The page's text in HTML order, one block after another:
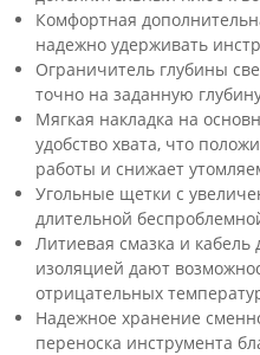
Комфортная
надежно удерживать
Ограничитель глубины
точно на заданную
Мягкая накладка на
удобство хвата, что
работы и снижает
Угольные щетки с
длительной
Литиевая смазка и
изоляцией дают
отрицательных
Надежное хранение
переноска инструмента